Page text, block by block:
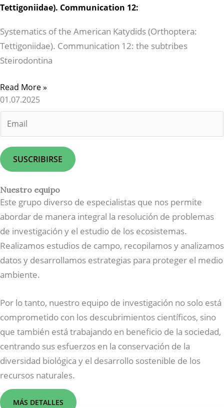
Tettigoniidae). Communication 12:
Systematics of the American Katydids (Orthoptera:
Tettigoniidae). Communication 12: the subtribes
Steirodontina
Read More »
01.07.2025
m
i
l
SUSCRIBIRSE
Nuestro equipo
Este grupo diverso de especialistas que nos permite
abordar de manera integral la resolución de problemas
de investigación y el estudio de los ecosistemas.
Realizamos estudios de campo, recopilamos y analizamos
datos y desarrollamos estrategias para proteger el medio
ambiente.
Por lo tanto, nuestro equipo de investigación no solo está
comprometido con los descubrimientos científicos, sino
que también está trabajando en beneficio de la sociedad,
centrando sus esfuerzos en la conservación de la
diversidad biológica y el desarrollo sostenible de los
recursos naturales.
MÁS DETALLES